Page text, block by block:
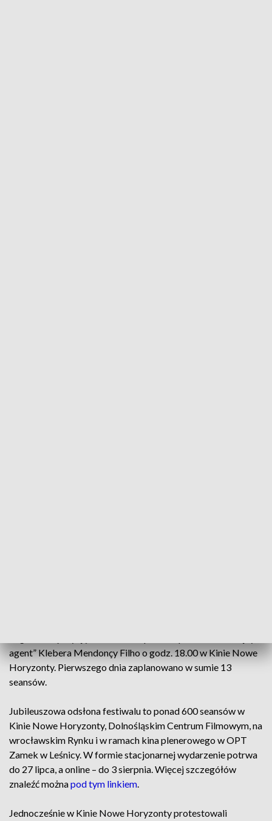
agent” Klebera Mendonçy Filho o godz. 18.00 w Kinie Nowe
Horyzonty. Pierwszego dnia zaplanowano w sumie 13
seansów.
Jubileuszowa odsłona festiwalu to ponad 600 seansów w
Kinie Nowe Horyzonty, Dolnośląskim Centrum Filmowym, na
wrocławskim Rynku i w ramach kina plenerowego w OPT
Zamek w Leśnicy. W formie stacjonarnej wydarzenie potrwa
do 27 lipca, a online – do 3 sierpnia. Więcej szczegółów
znaleźć możnapod tym linkiem.
Jednocześnie w Kinie Nowe Horyzonty protestowali